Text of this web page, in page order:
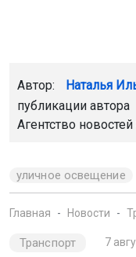
Автор: Наталья
публикации автора
Агентство новостей
уличное освещение
Главная Новости
Транспорт 7